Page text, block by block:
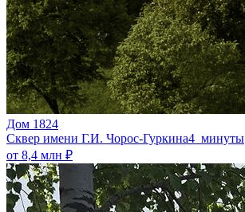
Дом 1824
Сквер имени Г.И. Чорос-Гуркина4 минуты
от 8,4 млн ₽